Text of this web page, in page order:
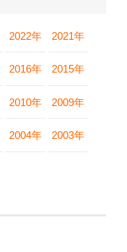
2022年 2021年
2016年 2015年
2010年 2009年
2004年 2003年